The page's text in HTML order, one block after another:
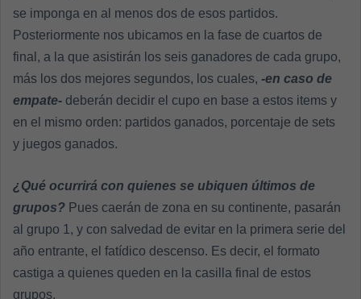
se imponga en al menos dos de esos partidos.
Posteriormente nos ubicamos en la fase de cuartos de
final, a la que asistirán los seis ganadores de cada grupo,
más los dos mejores segundos, los cuales, -en caso de
empate- deberán decidir el cupo en base a estos items y
en el mismo orden: partidos ganados, porcentaje de sets
y juegos ganados.
¿Qué ocurrirá con quienes se ubiquen últimos de
grupos? Pues caerán de zona en su continente, pasarán
al grupo 1, y con salvedad de evitar en la primera serie del
año entrante, el fatídico descenso. Es decir, el formato
castiga a quienes queden en la casilla final de estos
grupos.